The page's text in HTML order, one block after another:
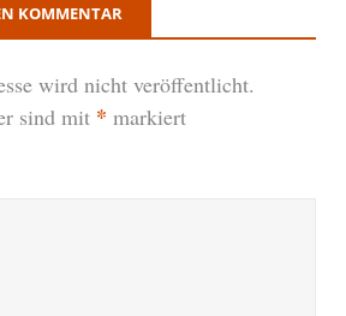
KOMMENTAR
wird nicht veröffentlicht.
sind mit * markiert